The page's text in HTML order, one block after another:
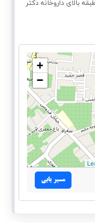
بالای داروخانه دکتر
+
−
مسیر یابی